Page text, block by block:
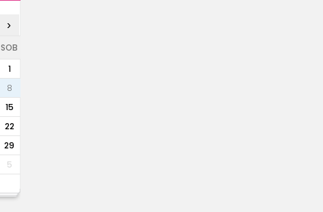
›
SOB
1
8
15
22
29
5